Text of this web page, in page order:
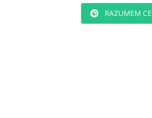
RAZUMEM